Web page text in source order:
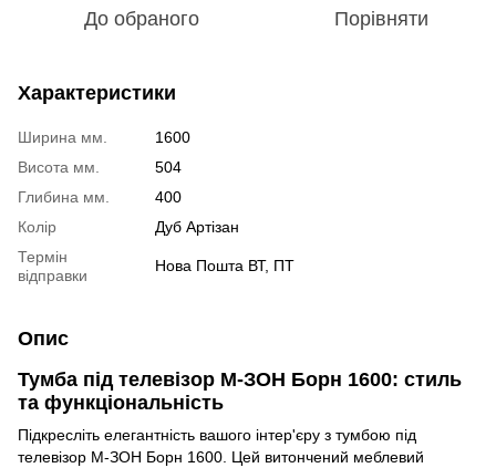
До обраного Порівняти
Характеристики
Ширина мм.
1600
Висота мм.
504
Глибина мм.
400
Колір
Дуб Артізан
Термін
відправки
Нова Пошта ВТ, ПТ
Опис
Тумба під телевізор М-ЗОН Борн 1600: стиль
та функціональність
Підкресліть елегантність вашого інтер'єру з тумбою під
телевізор М-ЗОН Борн 1600. Цей витончений меблевий